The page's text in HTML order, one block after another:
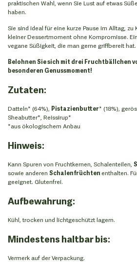
praktischen Wahl, wenn Sie Lust auf etwas
haben.
Sie sind ideal für eine kurze Pause im Alltag, zu
kleiner Dessertmoment ohne Kompromisse.
vegane Süßigkeit, die man gerne griffbereit hat.
Belohnen Sie sich mit drei Fruchtbällchen
besonderen Genussmoment!
Zutaten:
Datteln* (64%), Pistazienbutter* (18%),
Sheabutter*, Reissirup*
*aus ökologischem Anbau
Hinweis:
Kann Spuren von Fruchtkernen, Schalenteilen,
sowie anderen Schalenfrüchtenenthalten.
geeignet. Glutenfrei.
Aufbewahrung:
Kühl, trocken und lichtgeschützt lagern.
Mindestens haltbar bis:
Vermerk auf der Verpackung.